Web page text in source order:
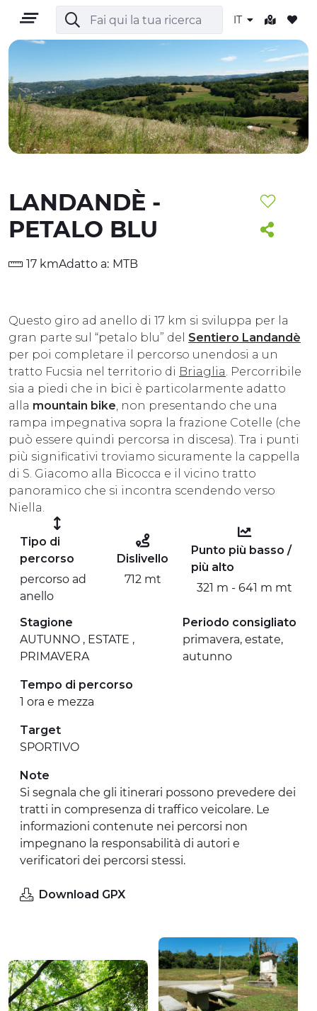
IT
IT
TERRITORIO
OUTDOOR
CULTURA
ESPERIENZE
EVENTI
OFFERTE
ACCOGLIENZA
LANDANDÈ -
PETALO BLU
17 kmAdatto a: MTB
Questo giro ad anello di 17 km si sviluppa per la
gran parte sul “petalo blu” del Sentiero Landandè
per poi completare il percorso unendosi a un
tratto Fucsia nel territorio di Briaglia. Percorribile
sia a piedi che in bici è particolarmente adatto
alla mountain bike, non presentando che una
rampa impegnativa sopra la frazione Cotelle (che
può essere quindi percorsa in discesa). Tra i punti
più significativi troviamo sicuramente la cappella
di S. Giacomo alla Bicocca e il vicino tratto
panoramico che si incontra scendendo verso
Niella.
Tipo di
percorso
percorso ad
anello
Dislivello
712 mt
Punto più basso /
più alto
321 m - 641 m mt
Stagione
AUTUNNO , ESTATE ,
PRIMAVERA
Periodo consigliato
primavera, estate,
autunno
Tempo di percorso
1 ora e mezza
Target
SPORTIVO
Note
Si segnala che gli itinerari possono prevedere dei
tratti in compresenza di traffico veicolare. Le
informazioni contenute nei percorsi non
impegnano la responsabilità di autori e
verificatori dei percorsi stessi.
Download GPX